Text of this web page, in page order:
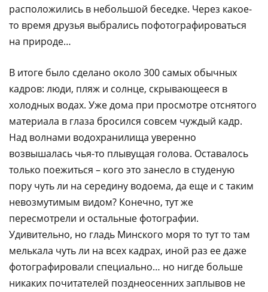
расположились в небольшой беседке. Через какое-
то время друзья выбрались пофотографироваться
на природе…
В итоге было сделано около 300 самых обычных
кадров: люди, пляж и солнце, скрывающееся в
холодных водах. Уже дома при просмотре отснятого
материала в глаза бросился совсем чуждый кадр.
Над волнами водохранилища уверенно
возвышалась чья-то плывущая голова. Оставалось
только поежиться – кого это занесло в студеную
пору чуть ли на середину водоема, да еще и с таким
невозмутимым видом? Конечно, тут же
пересмотрели и остальные фотографии.
Удивительно, но гладь Минского моря то тут то там
мелькала чуть ли на всех кадрах, иной раз ее даже
фотографировали специально… но нигде больше
никаких почитателей позднеосенних заплывов не